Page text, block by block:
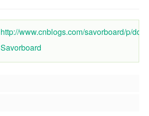
http://www.cnblogs.com/savorboard/p/
Savorboard